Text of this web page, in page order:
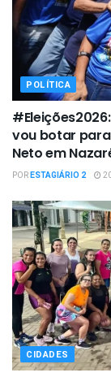
POLÍTICA
vou botar
Neto em
PORESTAGIÁRIO 2
CIDADES